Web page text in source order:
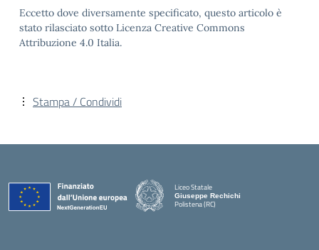
Eccetto dove diversamente specificato, questo articolo è
stato rilasciato sotto Licenza Creative Commons
Attribuzione 4.0 Italia.
Stampa / Condividi
Liceo Statale
Giuseppe Rechichi
Polistena (RC)